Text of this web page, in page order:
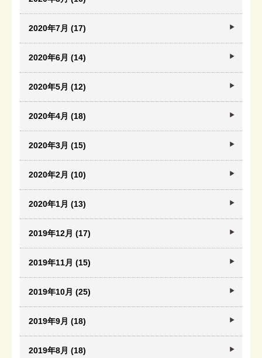
2020年7月 (17)
2020年6月 (14)
2020年5月 (12)
2020年4月 (18)
2020年3月 (15)
2020年2月 (10)
2020年1月 (13)
2019年12月 (17)
2019年11月 (15)
2019年10月 (25)
2019年9月 (18)
2019年8月 (18)